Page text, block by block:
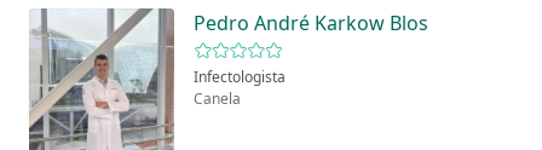
Pedro André Karkow Blos
Infectologista
Canela